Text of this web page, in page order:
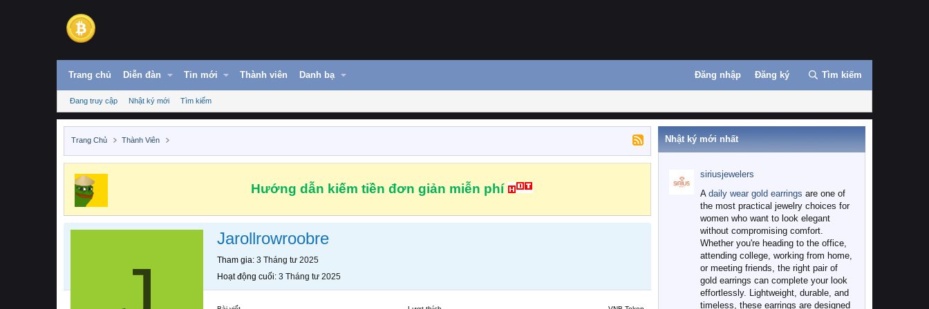
Trang chủ Diễn đàn Tin mới Thành viên Danh bạ Đăng nhập Đăng ký Tìm kiếm
Đang truy cập Nhật ký mới Tìm kiếm
Trang Chủ Thành Viên
Hướng dẫn kiếm tiền đơn giản miễn phí
Jarollrowroobre
Tham gia 3 Tháng tư 2025
Hoạt động cuối 3 Tháng tư 2025
Nhật ký mới nhất
siriusjewelers
A daily wear gold earrings are one of
the most practical jewelry choices for
women who want to look elegant
without compromising comfort.
Whether you're heading to the office,
attending college, working from home,
or meeting friends, the right pair of
gold earrings can complete your look
effortlessly. Lightweight, durable, and
timeless, these earrings are designed